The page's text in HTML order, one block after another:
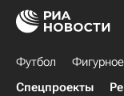
Футбол
Спецпроекты